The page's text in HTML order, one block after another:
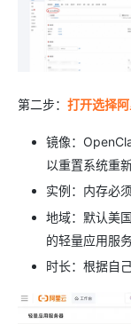
第二步： 打开选择
镜像：
以重置系统重
实例：内存必
地域：默认美
的轻量应用服
时长：根据自